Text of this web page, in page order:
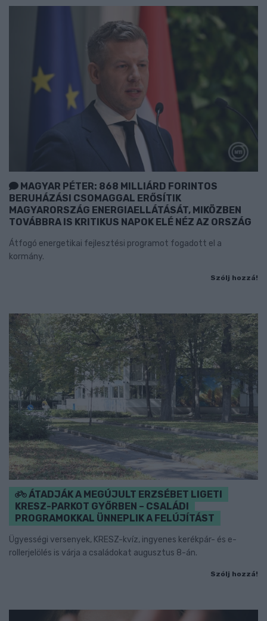
MAGYAR PÉTER: 868 MILLIÁRD FORINTOS
BERUHÁZÁSI CSOMAGGAL ERŐSÍTIK
MAGYARORSZÁG ENERGIAELLÁTÁSÁT, MIKÖZBEN
TOVÁBBRA IS KRITIKUS NAPOK ELÉ NÉZ AZ ORSZÁG
Átfogó energetikai fejlesztési programot fogadott el a
kormány.
Szólj hozzá!
ÁTADJÁK A MEGÚJULT ERZSÉBET LIGETI
KRESZ-PARKOT GYŐRBEN – CSALÁDI
PROGRAMOKKAL ÜNNEPLIK A FELÚJÍTÁST
Ügyességi versenyek, KRESZ-kvíz, ingyenes kerékpár- és e-
rollerjelölés is várja a családokat augusztus 8-án.
Szólj hozzá!